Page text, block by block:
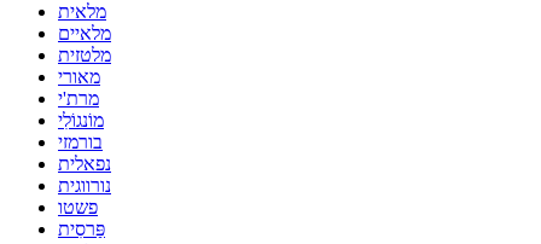
מלאית
מלאיים
מלטזית
מאורי
מרת'י
מוֹנגוֹלִי
בורמזי
נפאלית
נורווגית
פשטו
פַּרסִית